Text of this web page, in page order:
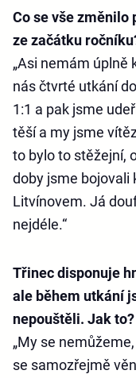
Co se vše změnilo
ze začátku
„Asi nemám úplně
nás čtvrté utkání
1:1 a pak jsme
těší a my jsme
to bylo to stěžejní,
doby jsme bojovali
Litvínovem. Já
nejdéle.“
Třinec disponuje
ale během utkání
nepouštěli. Jak to?
„My se
se samozřejmě